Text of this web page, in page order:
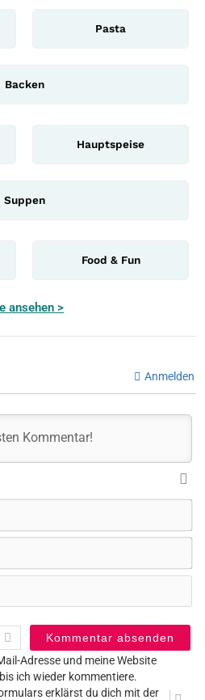
Pasta
Backen
Hauptspeise
Suppen
Food & Fun
ansehen >
Anmelden
E-
Adresse und meine Website
ich wieder kommentiere.
erklärst du dich mit der